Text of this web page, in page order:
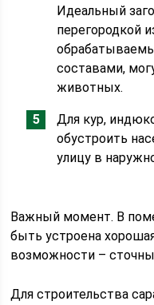
Идеальный
перегородкой
составами,
животных.
Для кур,
обустроить
улицу в
Важный момент. В
быть устроена
возможности –
Для строительства